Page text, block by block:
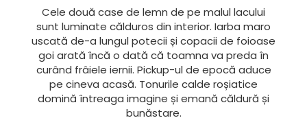
Cele două case de lemn de pe malul lacului
sunt luminate călduros din interior. Iarba maro
uscată de-a lungul potecii și copacii de foioase
goi arată încă o dată că toamna va preda în
curând frâiele iernii. Pickup-ul de epocă aduce
pe cineva acasă. Tonurile calde roșiatice
domină întreaga imagine și emană căldură și
bunăstare.